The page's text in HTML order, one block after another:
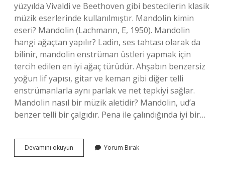
yüzyılda Vivaldi ve Beethoven gibi bestecilerin klasik
müzik eserlerinde kullanılmıştır. Mandolin kimin
eseri? Mandolin (Lachmann, E, 1950). Mandolin
hangi ağaçtan yapılır? Ladin, ses tahtası olarak da
bilinir, mandolin enstrüman üstleri yapmak için
tercih edilen en iyi ağaç türüdür. Ahşabın benzersiz
yoğun lif yapısı, gitar ve keman gibi diğer telli
enstrümanlarla aynı parlak ve net tepkiyi sağlar.
Mandolin nasıl bir müzik aletidir? Mandolin, ud’a
benzer telli bir çalgıdır. Pena ile çalındığında iyi bir…
Devamını okuyun Mandolin
Kime
Yorum Bırak